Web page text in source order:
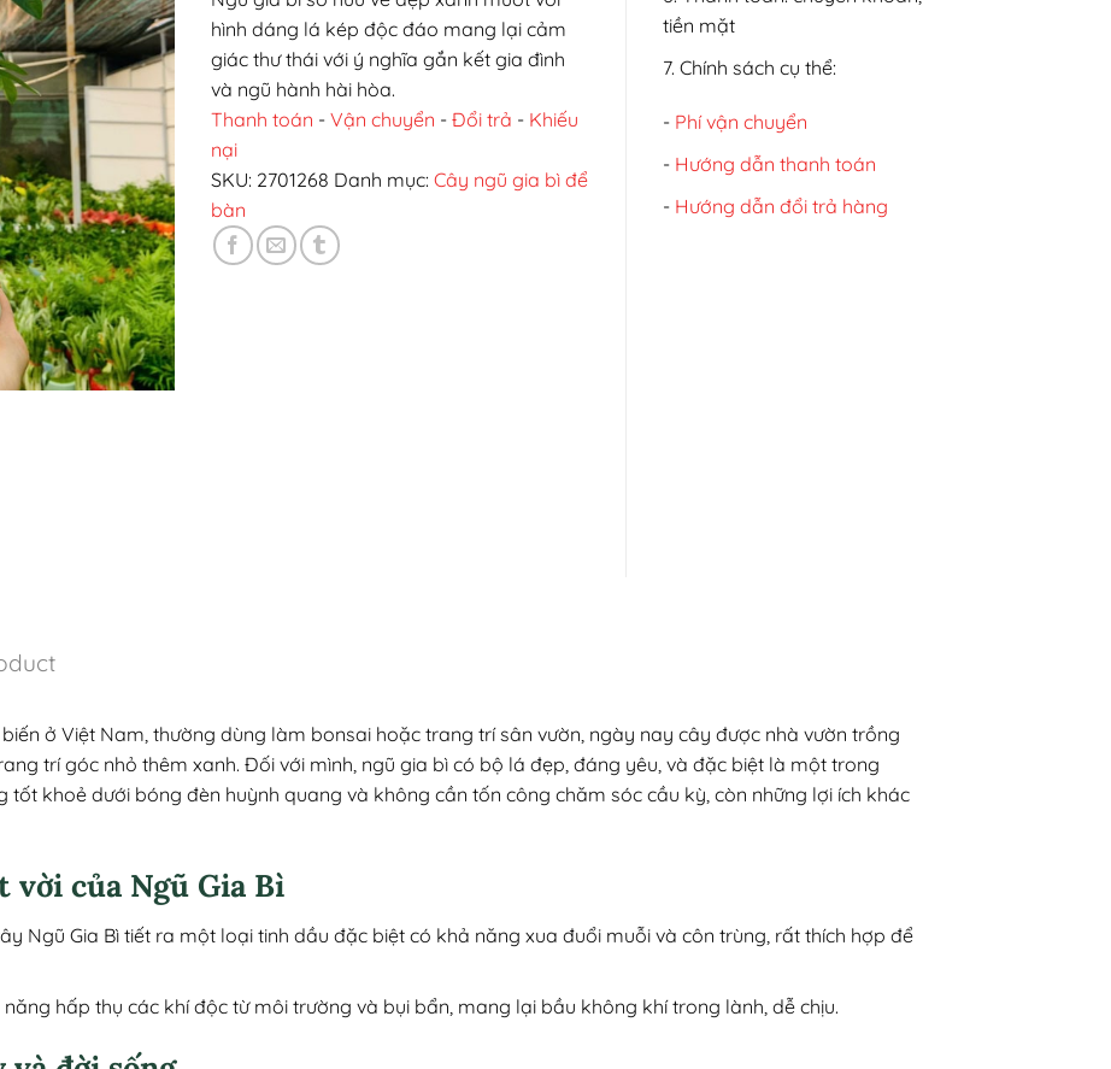
hình dáng lá kép độc đáo mang lại cảm
giác thư thái với ý nghĩa gắn kết gia đình
và ngũ hành hài hòa.
Thanh toán - Vận chuyển - Đổi trả - Khiếu
nại
SKU: 2701268 Danh mục: Cây ngũ gia bì để
bàn
tiền mặt
7. Chính sách cụ thể:
- Phí vận chuyển
- Hướng dẫn thanh toán
- Hướng dẫn đổi trả hàng
ở Việt Nam, thường dùng làm bonsai hoặc trang trí sân vườn, ngày nay cây được nhà vườn trồng
trí góc nhỏ thêm xanh. Đối với mình, ngũ gia bì có bộ lá đẹp, đáng yêu, và đặc biệt là một trong
tốt khoẻ dưới bóng đèn huỳnh quang và không cần tốn công chăm sóc cầu kỳ, còn những lợi ích khác
của Ngũ Gia Bì
Ngũ Gia Bì tiết ra một loại tinh dầu đặc biệt có khả năng xua đuổi muỗi và côn trùng, rất thích hợp để
năng hấp thụ các khí độc từ môi trường và bụi bẩn, mang lại bầu không khí trong lành, dễ chịu.